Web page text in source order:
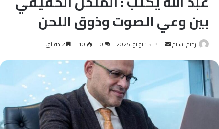
بين وعي الصوت وذوق اللحن
رحيم اسلام
أرسل 15 يوليو، 2025 0
10